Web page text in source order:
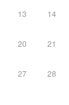
13 14
20 21
27 28